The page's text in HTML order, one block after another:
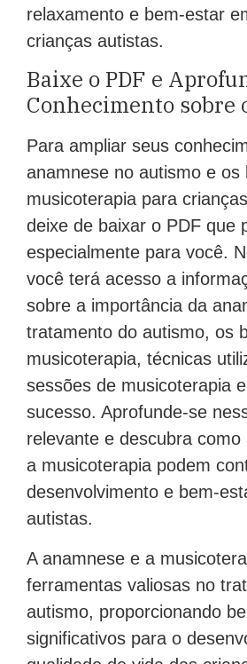
relaxamento e bem-estar
crianças autistas.
Baixe o PDF e
Conhecimento sobre
Para ampliar seus
anamnese no autismo e os
musicoterapia para
deixe de baixar o PDF que
especialmente para você.
você terá acesso a
sobre a importância da
tratamento do autismo, os
musicoterapia, técnicas
sessões de musicoterapia
sucesso. Aprofunde-se
relevante e descubra
a musicoterapia podem
desenvolvimento e bem-
autistas.
A anamnese e a
ferramentas valiosas no
autismo, proporcionando
significativos para o